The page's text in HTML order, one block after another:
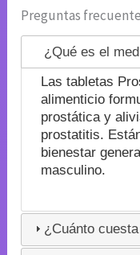
Preguntas
¿Qué es el
Las tabletas
alimenticio
prostática y
prostatitis.
bienestar
masculino.
¿Cuánto